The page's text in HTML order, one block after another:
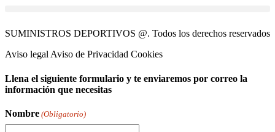
SUMINISTROS DEPORTIVOS @. Todos los derechos reservados
Aviso legal Aviso de Privacidad Cookies
Llena el siguiente formulario y te enviaremos por correo la
información que necesitas
Nombre (Obligatorio)